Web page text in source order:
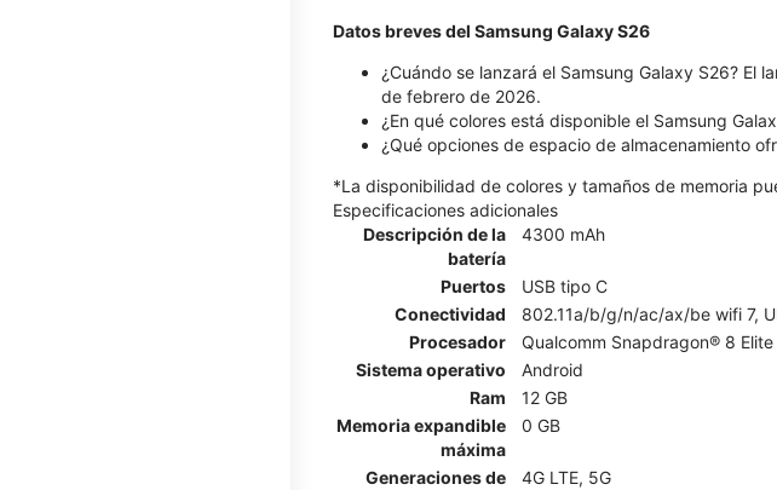
Datos breves del Samsung Galaxy S26
¿Cuándo se lanzará el Samsung Galaxy S26? El
de febrero de 2026.
¿En qué colores está disponible el Samsung
¿Qué opciones de espacio de almacenamiento
*La disponibilidad de colores y tamaños de memoria
Especificaciones adicionales
Descripción de la
batería
4300 mAh
Puertos
USB tipo C
Conectividad
802.11a/b/g/n/ac/ax/be wifi 7,
Procesador
Qualcomm Snapdragon® 8 Elite
Sistema operativo
Android
Ram
12 GB
Memoria expandible
máxima
0 GB
Generaciones de
4G LTE, 5G